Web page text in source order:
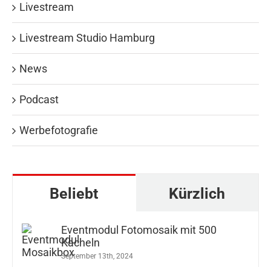
Livestream
Livestream Studio Hamburg
News
Podcast
Werbefotografie
Beliebt Kürzlich
Eventmodul Fotomosaik mit 500
Kacheln
September 13th, 2024